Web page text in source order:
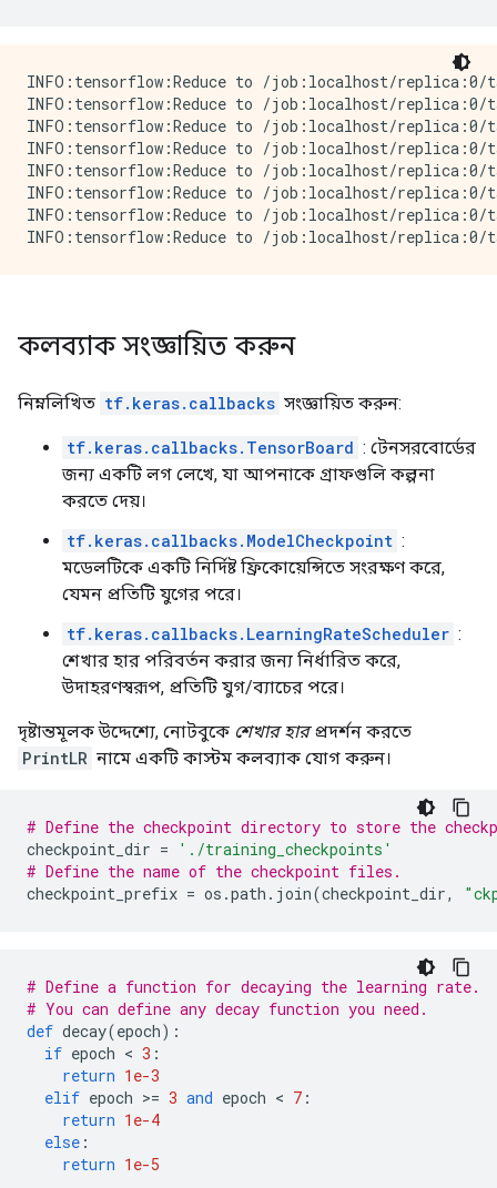
INFO:tensorflow:Reduce to /job:localhost/
INFO:tensorflow:Reduce to /job:localhost/
INFO:tensorflow:Reduce to /job:localhost/
INFO:tensorflow:Reduce to /job:localhost/
INFO:tensorflow:Reduce to /job:localhost/
INFO:tensorflow:Reduce to /job:localhost/
INFO:tensorflow:Reduce to /job:localhost/
কলব্যাক সংজ্ঞায়িত করুন
নিম্নলিখিত tf.keras.callbacks সংজ্ঞায়িত করুন:
tf.keras.callbacks.TensorBoard : টেনসরবোর্ডের
জন্য একটি লগ লেখে, যা আপনাকে গ্রাফগুলি কল্পনা
করতে দেয়।
tf.keras.callbacks.ModelCheckpoint :
মডেলটিকে একটি নির্দিষ্ট ফ্রিকোয়েন্সিতে সংরক্ষণ করে,
যেমন প্রতিটি যুগের পরে।
tf.keras.callbacks.LearningRateScheduler :
শেখার হার পরিবর্তন করার জন্য নির্ধারিত করে,
উদাহরণস্বরূপ, প্রতিটি যুগ/ব্যাচের পরে।
দৃষ্টান্তমূলক উদ্দেশ্যে, নোটবুকে শেখার হারপ্রদর্শন করতে
PrintLR নামে একটি কাস্টম কলব্যাক যোগ করুন।
# Define the checkpoint directory to store the
checkpoint_dir =
'./training_checkpoints'
# Define the name of the checkpoint files.
checkpoint_prefix = os .path . join(checkpoint_dir,
# Define a function for decaying the learning rate.
# You can define any decay function you need.
def decay(epoch):
if epoch < 3 :
return 1e-3
elif epoch >= 3 and epoch < 7 :
return 1e-4
else :
return 1e-5